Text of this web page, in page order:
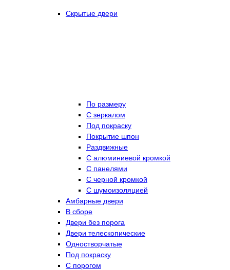
Скрытые двери
По размеру
C зеркалом
Под покраску
Покрытие шпон
Раздвижные
С алюминиевой кромкой
С панелями
С черной кромкой
С шумоизоляцией
Амбарные двери
В сборе
Двери без порога
Двери телескопические
Одностворчатые
Под покраску
С порогом